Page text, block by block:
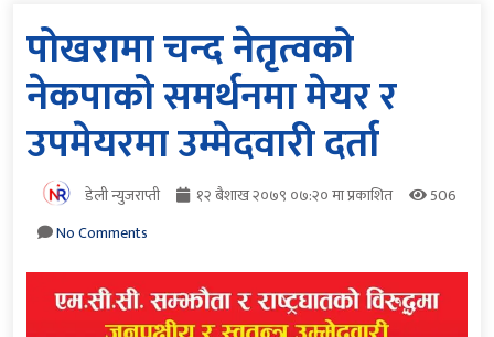
पोखरामा चन्द नेतृत्वको
नेकपाको समर्थनमा मेयर र
उपमेयरमा उम्मेदवारी दर्ता
डेली न्युजराप्ती १२ बैशाख २०७९ ०७:२० मा प्रकाशित
506
No Comments